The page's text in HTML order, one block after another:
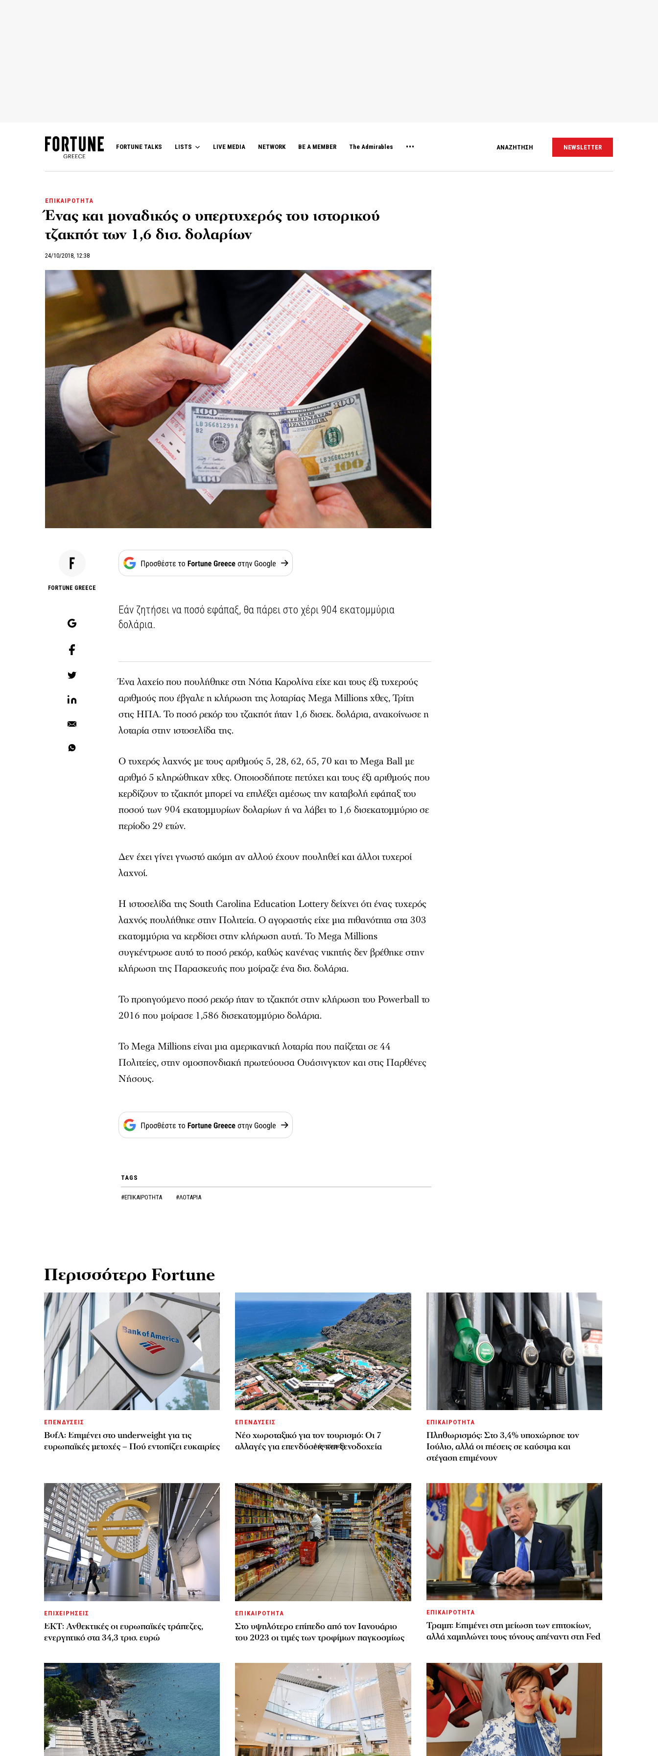
FORTUNE TALKS LISTS LIVE MEDIA NETWORK BE A MEMBER The Admirables ΑΝΑΖΗΤΗΣΗ NEWSLETTER
ΕΠΙΚΑΙΡΟΤΗΤΑ
Ένας και μοναδικός ο υπερτυχερός του ιστορικού
τζακπότ των 1,6 δισ. δολαρίων
24/10/2018, 12:38
FORTUNE GREECE
Εάν ζητήσει να ποσό εφάπαξ, θα πάρει στο χέρι 904 εκατομμύρια
δολάρια.
Ένα λαχείο που πουλήθηκε στη Νότια Καρολίνα είχε και τους έξι τυχερούς
αριθμούς που έβγαλε η κλήρωση της λοταρίας Mega Millions χθες, Τρίτη
στις ΗΠΑ. Το ποσό ρεκόρ του τζακπότ ήταν 1,6 δισεκ. δολάρια, ανακοίνωσε η
λοταρία στην ιστοσελίδα της.
Ο τυχερός λαχνός με τους αριθμούς 5, 28, 62, 65, 70 και το Mega Ball με
αριθμό 5 κληρώθηκαν χθες. Οποιοσδήποτε πετύχει και τους έξι αριθμούς που
κερδίζουν το τζακπότ μπορεί να επιλέξει αμέσως την καταβολή εφάπαξ του
ποσού των 904 εκατομμυρίων δολαρίων ή να λάβει το 1,6 δισεκατομμύριο σε
περίοδο 29 ετών.
Δεν έχει γίνει γνωστό ακόμη αν αλλού έχουν πουληθεί και άλλοι τυχεροί
λαχνοί.
Η ιστοσελίδα της South Carolina Education Lottery δείχνει ότι ένας τυχερός
λαχνός πουλήθηκε στην Πολιτεία. Ο αγοραστής είχε μια πιθανότητα στα 303
εκατομμύρια να κερδίσει στην κλήρωση αυτή. Το Mega Millions
συγκέντρωσε αυτό το ποσό ρεκόρ, καθώς κανένας νικητής δεν βρέθηκε στην
κλήρωση της Παρασκευής που μοίραζε ένα δισ. δολάρια.
Το προηγούμενο ποσό ρεκόρ ήταν το τζακπότ στην κλήρωση του Powerball το
2016 που μοίρασε 1,586 δισεκατομμύριο δολάρια.
Το Mega Millions είναι μια αμερικανική λοταρία που παίζεται σε 44
Πολιτείες, στην ομοσπονδιακή πρωτεύουσα Ουάσινγκτον και στις Παρθένες
Νήσους.
TAGS
#ΕΠΙΚΑΙΡΟΤΗΤΑ #ΛΟΤΑΡΙΑ
Περισσότερο Fortune
ΕΠΕΝΔΥΣΕΙΣ
BofA: Επιμένει στο underweight για τις
ευρωπαϊκές μετοχές – Πού εντοπίζει ευκαιρίες
ΕΠΕΝΔΥΣΕΙΣ
Νέο χωροταξικό για τον τουρισμό: Οι 7
αλλαγές για επενδύσεις και ξενοδοχεία
ΕΠΙΚΑΙΡΟΤΗΤΑ
Πληθωρισμός: Στο 3,4% υποχώρησε τον
Ιούλιο, αλλά οι πιέσεις σε καύσιμα και
στέγαση επιμένουν
ΕΠΙΧΕΙΡΗΣΕΙΣ
ΕΚΤ: Ανθεκτικές οι ευρωπαϊκές τράπεζες,
ενεργητικό στα 34,3 τρισ. ευρώ
ΕΠΙΚΑΙΡΟΤΗΤΑ
Στο υψηλότερο επίπεδο από τον Ιανουάριο
του 2023 οι τιμές των τροφίμων παγκοσμίως
ΕΠΙΚΑΙΡΟΤΗΤΑ
Τραμπ: Επιμένει στη μείωση των επιτοκίων,
αλλά χαμηλώνει τους τόνους απέναντι στη Fed